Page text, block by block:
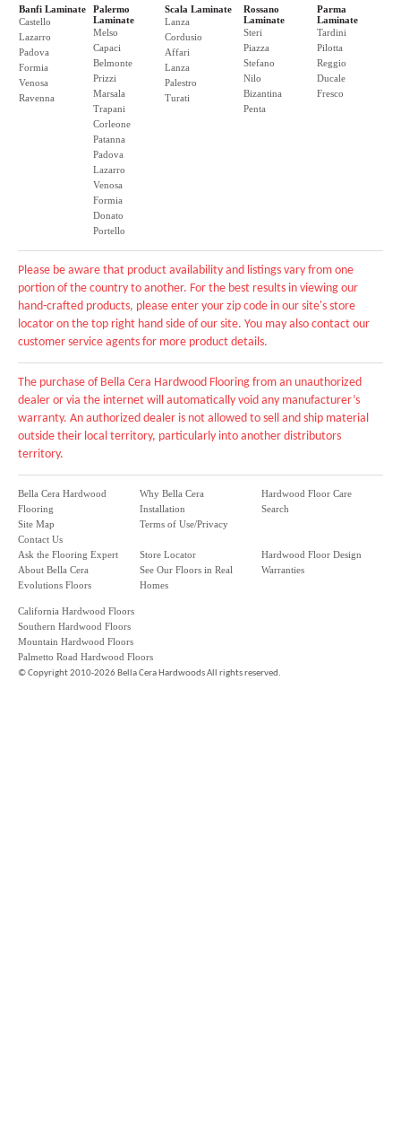
Banfi Laminate
Castello
Lazarro
Padova
Formia
Venosa
Ravenna
Palermo
Laminate
Melso
Capaci
Belmonte
Prizzi
Marsala
Trapani
Corleone
Patanna
Padova
Lazarro
Venosa
Formia
Donato
Portello
Scala Laminate
Lanza
Cordusio
Affari
Lanza
Palestro
Turati
Rossano
Laminate
Steri
Piazza
Stefano
Nilo
Bizantina
Penta
Parma
Laminate
Tardini
Pilotta
Reggio
Ducale
Fresco
Please be aware that product availability and listings vary from one
portion of the country to another. For the best results in viewing our
hand-crafted products, please enter your zip code in our site's store
locator on the top right hand side of our site. You may also contact our
customer service agents for more product details.
The purchase of Bella Cera Hardwood Flooring from an unauthorized
dealer or via the internet will automatically void any manufacturer’s
warranty. An authorized dealer is not allowed to sell and ship material
outside their local territory, particularly into another distributors
territory.
Bella Cera Hardwood
Flooring
Site Map
Contact Us
Why Bella Cera
Installation
Terms of Use/Privacy
Hardwood Floor Care
Search
Ask the Flooring Expert
About Bella Cera
Evolutions Floors
Store Locator
See Our Floors in Real
Homes
Hardwood Floor Design
Warranties
California Hardwood Floors
Southern Hardwood Floors
Mountain Hardwood Floors
Palmetto Road Hardwood Floors
©Copyright 2010-2026 Bella Cera Hardwoods All rights reserved.